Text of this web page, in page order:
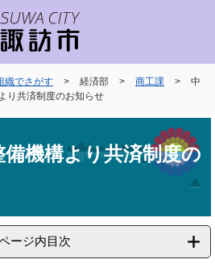
織でさがす > 経済部 > 商工課 >
中
り共済制度のお知らせ
機構より共済制度の
ージ内目次